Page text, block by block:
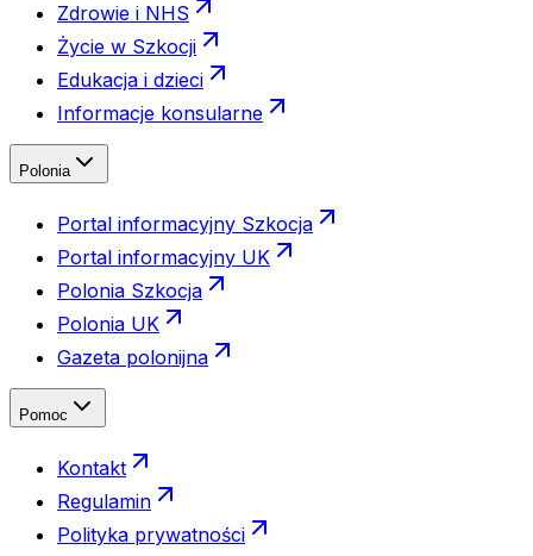
Zdrowie i NHS
Życie w Szkocji
Edukacja i dzieci
Informacje konsularne
Polonia
Portal informacyjny Szkocja
Portal informacyjny UK
Polonia Szkocja
Polonia UK
Gazeta polonijna
Pomoc
Kontakt
Regulamin
Polityka prywatności